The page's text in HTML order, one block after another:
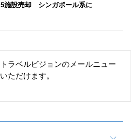
施設売却 シンガポール系に
ラベルビジョンのメールニュー
ただけます。